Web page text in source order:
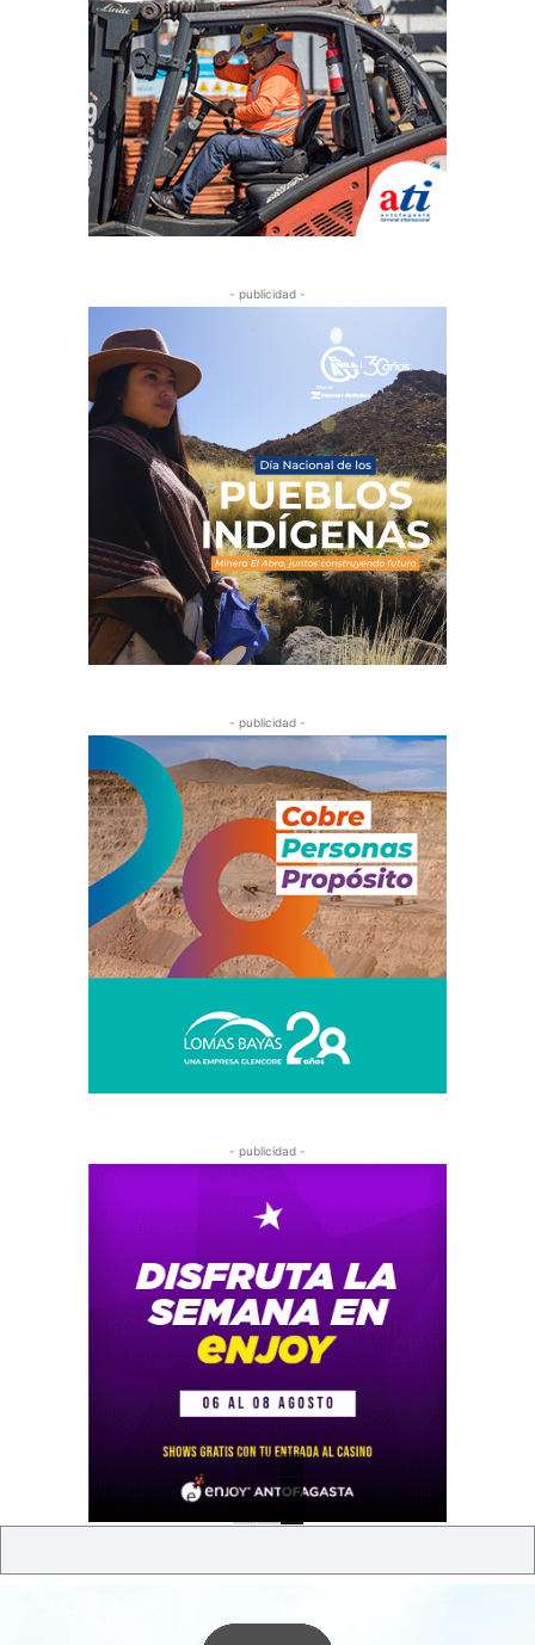
- publicidad -
- publicidad -
- publicidad -